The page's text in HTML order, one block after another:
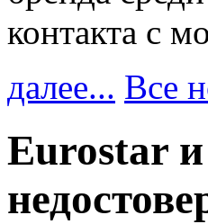
контакта с
далее... Все
Eurostar